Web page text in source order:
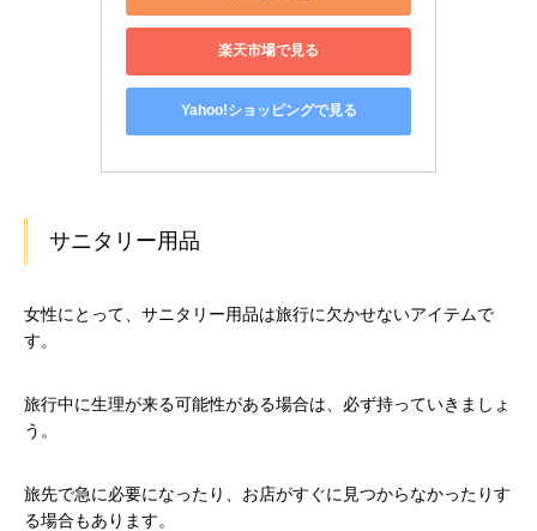
楽天市場で見る
Yahoo!ショッピングで見る
サニタリー用品
女性にとって、サニタリー用品は旅行に欠かせないアイテムで
す。
旅行中に生理が来る可能性がある場合は、必ず持っていきましょ
う。
旅先で急に必要になったり、お店がすぐに見つからなかったりす
る場合もあります。